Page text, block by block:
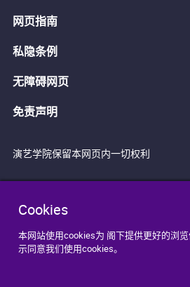
Cookies
本网站使用cookies为 阁下提供更好的浏
示同意我们使用cookies。
网页指南
私隐条例
无障碍网页
免责声明
演艺学院保留本网页内一切权利